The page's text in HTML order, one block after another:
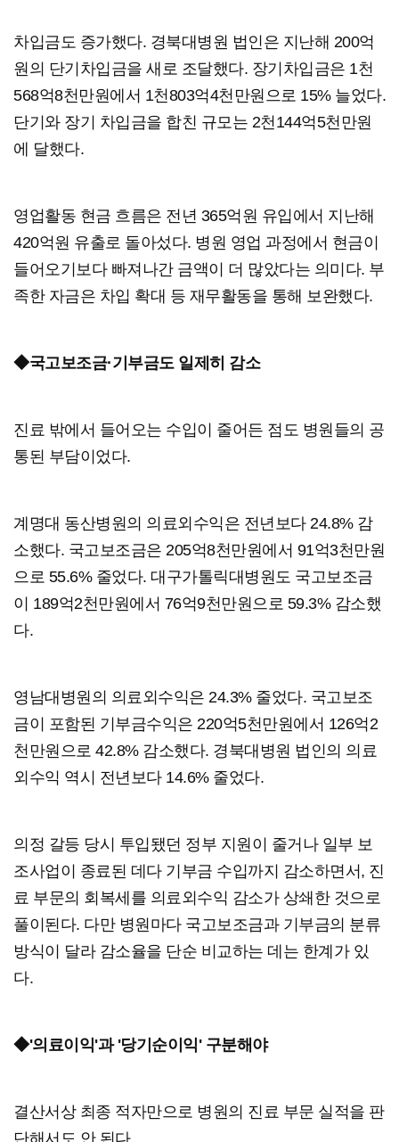
차입금도 증가했다. 경북대병원 법인은 지난해 200억
원의 단기차입금을 새로 조달했다. 장기차입금은 1천
568억8천만원에서 1천803억4천만원으로 15% 늘었다.
단기와 장기 차입금을 합친 규모는 2천144억5천만원
에 달했다.
영업활동 현금 흐름은 전년 365억원 유입에서 지난해
420억원 유출로 돌아섰다. 병원 영업 과정에서 현금이
들어오기보다 빠져나간 금액이 더 많았다는 의미다. 부
족한 자금은 차입 확대 등 재무활동을 통해 보완했다.
◆국고보조금·기부금도 일제히 감소
진료 밖에서 들어오는 수입이 줄어든 점도 병원들의 공
통된 부담이었다.
계명대 동산병원의 의료외수익은 전년보다 24.8% 감
소했다. 국고보조금은 205억8천만원에서 91억3천만원
으로 55.6% 줄었다. 대구가톨릭대병원도 국고보조금
이 189억2천만원에서 76억9천만원으로 59.3% 감소했
다.
영남대병원의 의료외수익은 24.3% 줄었다. 국고보조
금이 포함된 기부금수익은 220억5천만원에서 126억2
천만원으로 42.8% 감소했다. 경북대병원 법인의 의료
외수익 역시 전년보다 14.6% 줄었다.
의정 갈등 당시 투입됐던 정부 지원이 줄거나 일부 보
조사업이 종료된 데다 기부금 수입까지 감소하면서, 진
료 부문의 회복세를 의료외수익 감소가 상쇄한 것으로
풀이된다. 다만 병원마다 국고보조금과 기부금의 분류
방식이 달라 감소율을 단순 비교하는 데는 한계가 있
다.
◆'의료이익'과 '당기순이익' 구분해야
결산서상 최종 적자만으로 병원의 진료 부문 실적을 판
단해서도 안 된다.